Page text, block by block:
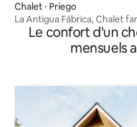
Chalet ⋅ Priego
La Antigua Fábrica, Chalet
Le confort d'un
mensuels